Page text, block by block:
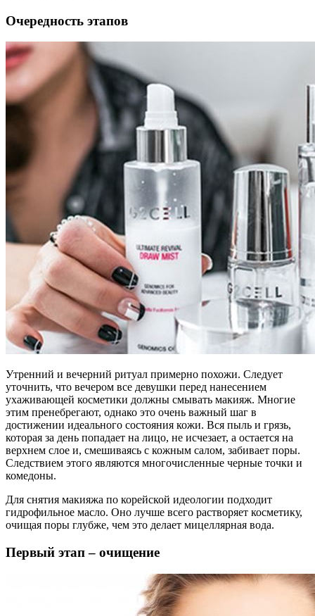
Очередность этапов
Утренний и вечерний ритуал примерно похожи. Следует
уточнить, что вечером все девушки перед нанесением
ухаживающей косметики должны смывать макияж. Многие
этим пренебрегают, однако это очень важный шаг в
достижении идеального состояния кожи. Вся пыль и грязь,
которая за день попадает на лицо, не исчезает, а остается на
верхнем слое и, смешиваясь с кожным салом, забивает поры.
Следствием этого являются многочисленные черные точки и
комедоны.
Для снятия макияжа по корейской идеологии подходит
гидрофильное масло. Оно лучше всего растворяет косметику,
очищая поры глубже, чем это делает мицеллярная вода.
Первый этап – очищение